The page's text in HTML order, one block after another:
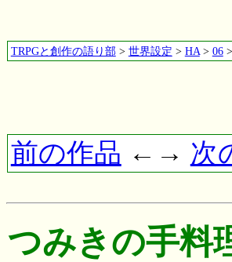
TRPGと創作の語り部> 世界設定 > HA> 06>
前の作品 ←→ 次
つみきの手料